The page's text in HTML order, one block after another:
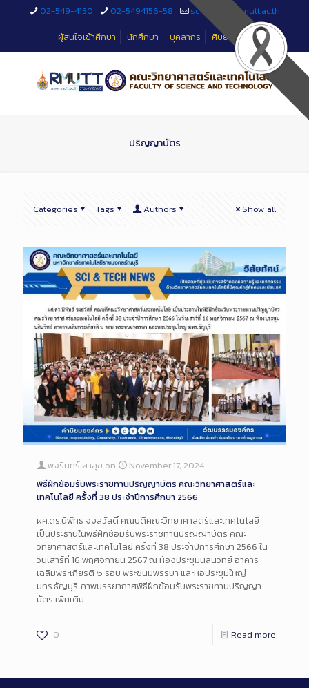
02-549-4150 02-5494156-58
sciteched@rmutt.ac.th
ผู้สนใจเข้าศึกษา
นักศึกษา บุคลากร ศิษย์เก่า
ปริญญาบัตร
Categories Tags Authors Show all
พจรินทร์ ผาสุข on
November 17, 2024
พิธีฝึกซ้อมรับพระราชทานปริญญาบัตร คณะวิทยาศาสตร์และ
เทคโนโลยี ครั้งที่ 38 ประจำปีการศึกษา 2566
ผศ.ดร.นิพัทธ์ จงสวัสดิ์ คณบดีคณะวิทยาศาสตร์และเทคโนโลยี
เป็นประธานในพิธีฝึกซ้อมรับพระราชทานปริญญาบัตร คณะ
วิทยาศาสตร์และเทคโนโลยี ครั้งที่ 38 ประจำปีการศึกษา 2566 ใน
วันเสาร์ที่ 16 พฤศจิกายน 2567 ณ ห้องประชุมนลินวิทย์ อาคาร
เฉลิมพระเกียรติ ๖ รอบ พระชนมพรรษา และหอประชุมใหญ่
มทร.ธัญบุรี ภาพบรรยากาศพิธีฝึกซ้อมรับพระราชทานปริญญา
บัตร เพิ่มเติม
0 Read more